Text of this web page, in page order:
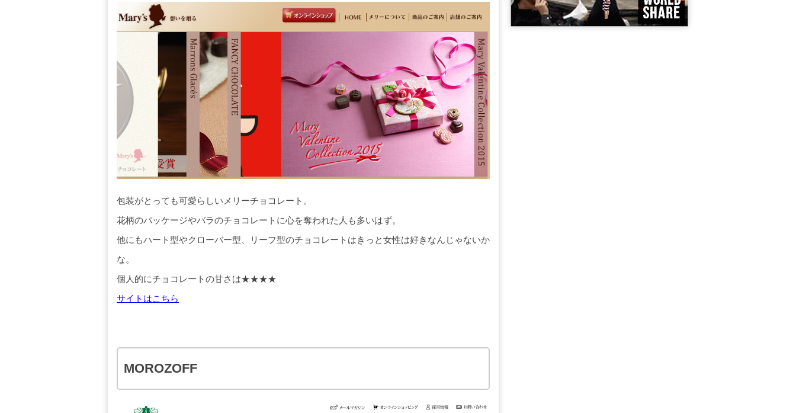
包装がとっても可愛らしいメリーチョコレート。
花柄のパッケージやバラのチョコレートに心を奪われた人も多いはず。
他にもハート型やクローバー型、リーフ型のチョコレートはきっと女性は好きなんじゃないか
な。
個人的にチョコレートの甘さは★★★★
サイトはこちら
MOROZOFF